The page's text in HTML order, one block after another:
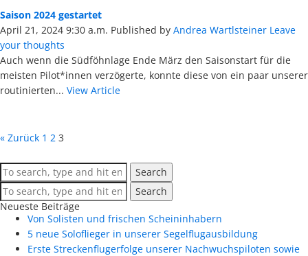
Saison 2024 gestartet
April 21, 2024 9:30 a.m. Published by Andrea Wartlsteiner Leave
your thoughts
Auch wenn die Südföhnlage Ende März den Saisonstart für die
meisten Pilot*innen verzögerte, konnte diese von ein paar unserer
routinierten... View Article
« Zurück 1 2 3
Search
Search
Neueste Beiträge
Von Solisten und frischen Scheininhabern
5 neue Soloflieger in unserer Segelflugausbildung
Erste Streckenflugerfolge unserer Nachwuchspiloten sowie